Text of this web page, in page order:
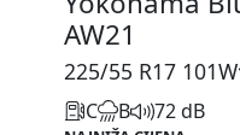
AW21
225/55 R17 101W
C B 72 dB